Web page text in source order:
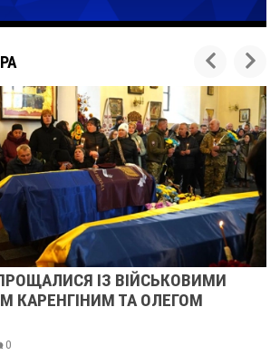
ІЗ ВІЙСЬКОВИМИ
КАРЕНГІНИМ ТА ОЛЕГОМ
0